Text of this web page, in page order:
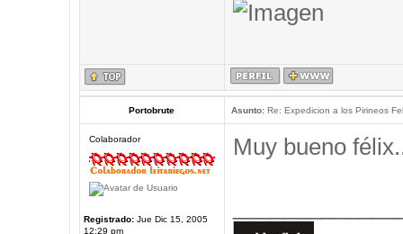
Portobrute Asunto:Re: Expedicion a los Pirineos
Colaborador
Registrado:Jue Dic 15, 2005
12:29 pm
Muy bueno